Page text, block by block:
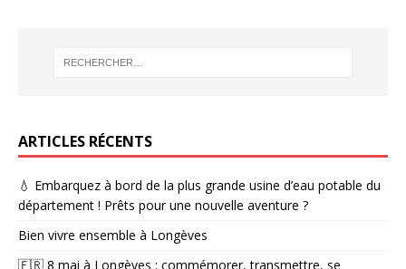
ARTICLES RÉCENTS
💧 Embarquez à bord de la plus grande usine d’eau potable du
département ! Prêts pour une nouvelle aventure ?
Bien vivre ensemble à Longèves
🇫🇷 8 mai à Longèves : commémorer, transmettre, se